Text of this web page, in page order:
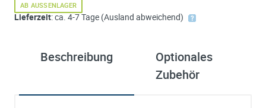
AB AUSSENLAGER
Lieferzeit: ca. 4-7 Tage (Ausland abweichend)
Beschreibung
Optionales
Zubehör